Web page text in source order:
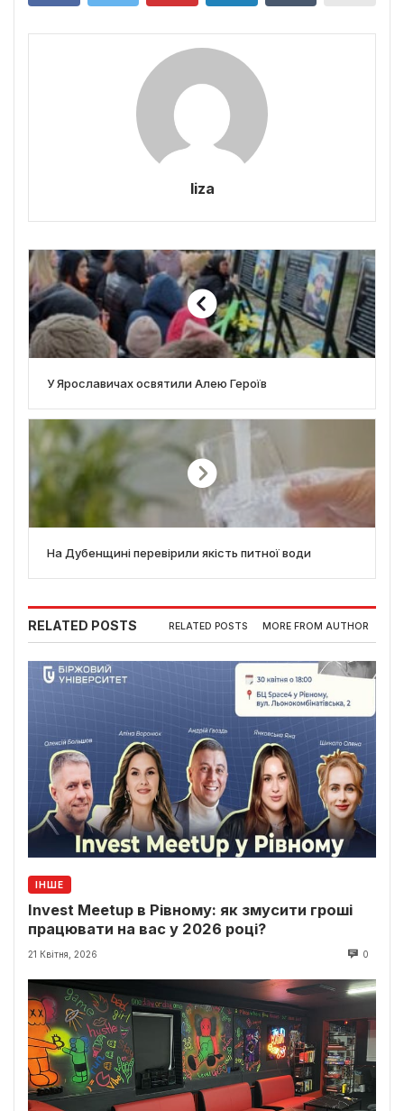
liza
У Ярославичах освятили Алею Героїв
На Дубенщині перевірили якість питної води
RELATED POSTS RELATED POSTS MORE FROM AUTHOR
ІНШЕ
Invest Meetup в Рівному: як змусити гроші
працювати на вас у 2026 році?
21 Квітня, 2026 0